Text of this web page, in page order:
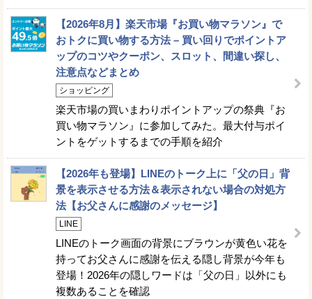
【2026年8月】楽天市場『お買い物マラソン』で
おトクに買い物する方法 – 買い回りでポイントア
ップのコツやクーポン、スロット、間違い探し、
注意点などまとめ
ショッピング
楽天市場の買いまわりポイントアップの祭典『お
買い物マラソン』に参加してみた。最大付与ポイ
ントをゲットするまでの手順を紹介
【2026年も登場】LINEのトーク上に「父の日」背
景を表示させる方法＆表示されない場合の対処方
法【お父さんに感謝のメッセージ】
LINE
LINEのトーク画面の背景にブラウンが黄色い花を
持ってお父さんに感謝を伝える隠し背景が今年も
登場！2026年の隠しワードは「父の日」以外にも
複数あることを確認